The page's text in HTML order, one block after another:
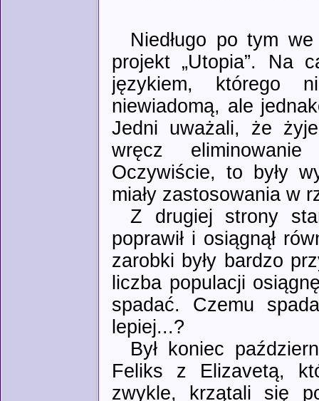
Niedługo po tym
projekt „Utopia”. Na
językiem, którego
niewiadomą, ale
Jedni uważali, że
wręcz
Oczywiście, to były
miały zastosowania w
Z drugiej strony
poprawił i osiągnął
zarobki były bardzo
liczba populacji
spadać. Czemu
lepiej...?
Był koniec
Feliks z Elizavetą,
zwykle, krzątali się